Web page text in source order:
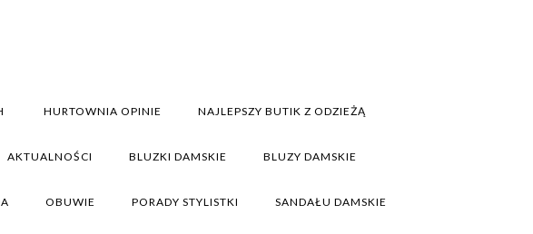
HURTOWNIA OPINIE NAJLEPSZY BUTIK Z ODZIEŻĄ
AKTUALNOŚCI BLUZKI DAMSKIE BLUZY DAMSKIE
OBUWIE PORADY STYLISTKI SANDAŁU DAMSKIE